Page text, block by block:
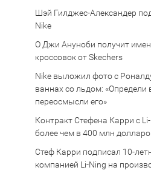
Шэй Гилджес-Александер
Nike
О Джи Ануноби получит
кроссовок от Skechers
Nike выложил фото с
ваннах со льдом: «Определи
переосмысли его»
Контракт Стефена Карри с
более чем в 400 млн
Стеф Карри подписал 10-
компанией Li-Ning на